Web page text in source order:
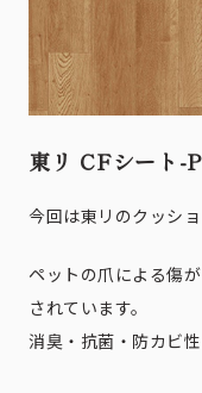
東リ CFシート-
今回は東リのクッシ
ペットの爪による傷
されています。
消臭・抗菌・防カビ